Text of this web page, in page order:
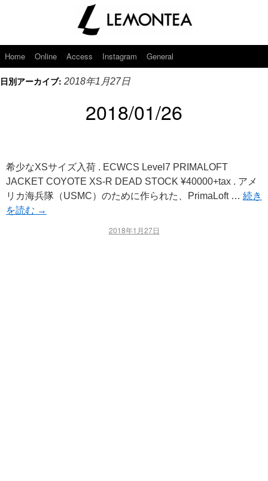
Home Online Access Instagram General
日別アーカイブ: 2018年1月27日
2018/01/26
希少なXSサイズ入荷 . ECWCS Level7 PRIMALOFT
JACKET COYOTE XS-R DEAD STOCK ¥40000+tax . アメ
リカ海兵隊（USMC）のために作られた、PrimaLoft … 続き
を読む →
2018年1月27日